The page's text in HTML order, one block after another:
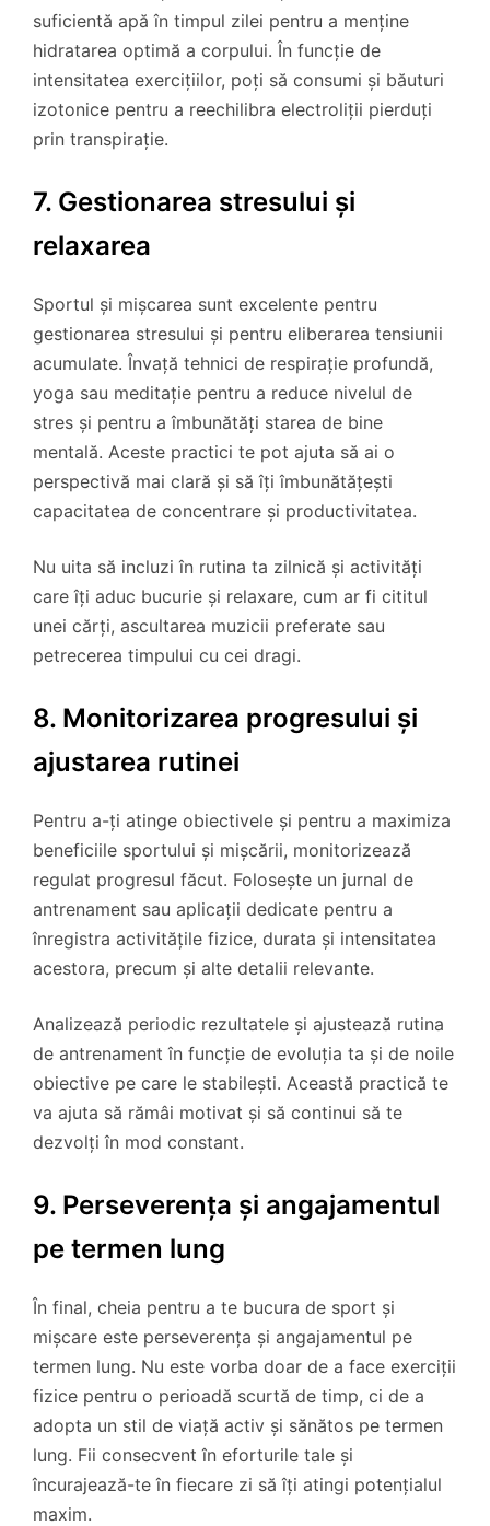
suficientă apă în timpul zilei pentru a menține
hidratarea optimă a corpului. În funcție de
intensitatea exercițiilor, poți să consumi și băuturi
izotonice pentru a reechilibra electroliții pierduți
prin transpirație.
7. Gestionarea stresului și
relaxarea
Sportul și mișcarea sunt excelente pentru
gestionarea stresului și pentru eliberarea tensiunii
acumulate. Învață tehnici de respirație profundă,
yoga sau meditație pentru a reduce nivelul de
stres și pentru a îmbunătăți starea de bine
mentală. Aceste practici te pot ajuta să ai o
perspectivă mai clară și să îți îmbunătățești
capacitatea de concentrare și productivitatea.
Nu uita să incluzi în rutina ta zilnică și activități
care îți aduc bucurie și relaxare, cum ar fi cititul
unei cărți, ascultarea muzicii preferate sau
petrecerea timpului cu cei dragi.
8. Monitorizarea progresului și
ajustarea rutinei
Pentru a-ți atinge obiectivele și pentru a maximiza
beneficiile sportului și mișcării, monitorizează
regulat progresul făcut. Folosește un jurnal de
antrenament sau aplicații dedicate pentru a
înregistra activitățile fizice, durata și intensitatea
acestora, precum și alte detalii relevante.
Analizează periodic rezultatele și ajustează rutina
de antrenament în funcție de evoluția ta și de noile
obiective pe care le stabilești. Această practică te
va ajuta să rămâi motivat și să continui să te
dezvolți în mod constant.
9. Perseverența și angajamentul
pe termen lung
În final, cheia pentru a te bucura de sport și
mișcare este perseverența și angajamentul pe
termen lung. Nu este vorba doar de a face exerciții
fizice pentru o perioadă scurtă de timp, ci de a
adopta un stil de viață activ și sănătos pe termen
lung. Fii consecvent în eforturile tale și
încurajează-te în fiecare zi să îți atingi potențialul
maxim.